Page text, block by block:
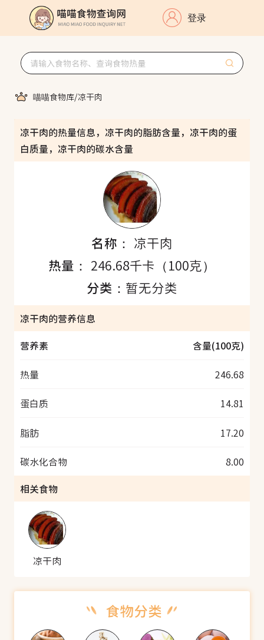
登录
喵喵食物库/凉干肉
凉干肉的热量信息，凉干肉的脂肪含量，凉干肉的蛋
白质量，凉干肉的碳水含量
名称： 凉干肉
热量： 246.68千卡（100克）
分类： 暂无分类
凉干肉的营养信息
营养素
含量(100克)
热量 246.68
蛋白质 14.81
脂肪 17.20
碳水化合物
8.00
相关食物
凉干肉